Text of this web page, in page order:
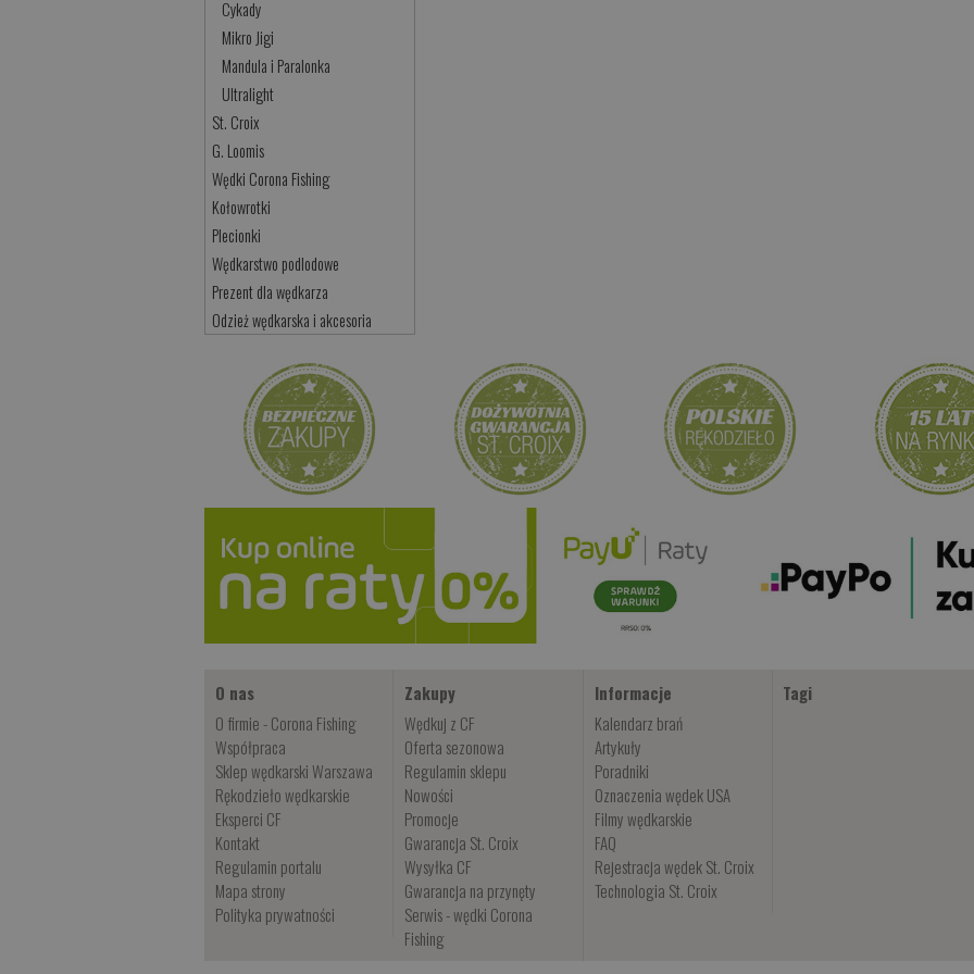
Cykady
Mikro Jigi
Mandula i Paralonka
Ultralight
St. Croix
G. Loomis
Wędki Corona Fishing
Kołowrotki
Plecionki
Wędkarstwo podlodowe
Prezent dla wędkarza
Odzież wędkarska i akcesoria
O nas
O firmie - Corona Fishing
Współpraca
Sklep wędkarski Warszawa
Rękodzieło wędkarskie
Eksperci CF
Kontakt
Regulamin portalu
Mapa strony
Polityka prywatności
Zakupy
Wędkuj z CF
Oferta sezonowa
Regulamin sklepu
Nowości
Promocje
Gwarancja St. Croix
Wysyłka CF
Gwarancja na przynęty
Serwis - wędki Corona
Fishing
Informacje
Kalendarz brań
Artykuły
Poradniki
Oznaczenia wędek USA
Filmy wędkarskie
FAQ
Rejestracja wędek St. Croix
Technologia St. Croix
Tagi